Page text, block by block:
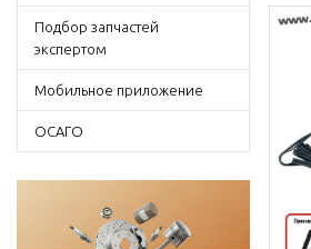
Подбор запчастей
экспертом
Мобильное приложение
ОСАГО